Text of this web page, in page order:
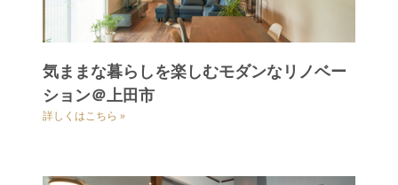
気ままな暮らしを楽しむモダンなリノベー
ション＠上田市
詳しくはこちら »